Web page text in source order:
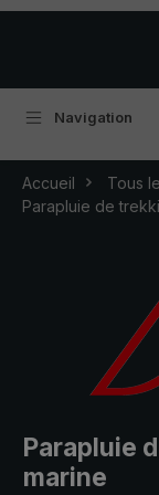
Navigation
Accueil
Tous
Parapluie de
Parapluie
marine